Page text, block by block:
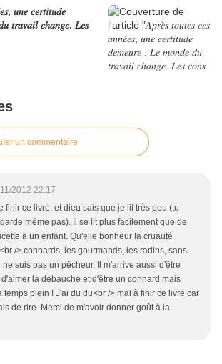
𝑢𝑛𝑒 𝑐𝑒𝑟𝑡𝑖𝑡𝑢𝑑𝑒
𝑡𝑟𝑎𝑣𝑎𝑖𝑙 𝑐ℎ𝑎𝑛𝑔𝑒. 𝐿𝑒𝑠
un commentaire
2012 22:17
finir ce livre, et dieu sais que je lit très peu (tu
même pas). Il se lit plus facilement que de
à un enfant. Qu'elle bonheur la cruauté
/> connards, les gourmands, les radins, sans
suis pas un pêcheur. Il m'arrive aussi d'être
la débauche et d'être un connard mais
temps plein ! J'ai du du<br /> mal à finir ce livre car
de rire. Merci de m'avoir donner goût à la